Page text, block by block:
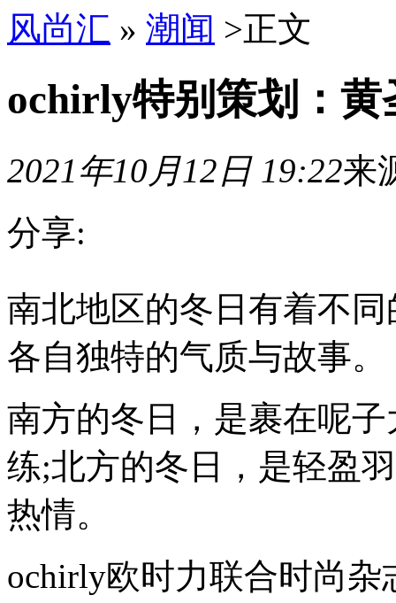
风尚汇 » 潮闻 >正文
ochirly特别策划：
2021年10月12日 19:22来
分享:
北
地
的
冬
有
着
同
的
色
彩
度，
南北地区的冬日有着不
各自独特的气质与故事。
南方的冬日，是裹在呢
练;北方的冬日，是轻盈
热情。
ochirly欧时力联合时尚杂